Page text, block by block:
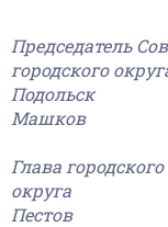
Председатель
городского
Машков
Глава городского
Пестов